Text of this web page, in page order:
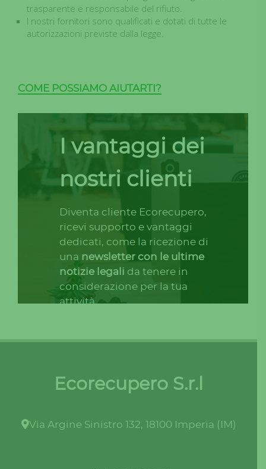
trasparente e responsabile del rifiuto.
I nostri fornitori sono qualificati e dotati di tutte le
autorizzazioni previste dalla legge.
COME POSSIAMO AIUTARTI?
I vantaggi dei
nostri clienti
Diventa cliente Ecorecupero,
ricevi supporto e vantaggi
dedicati, come la ricezione di
una newsletter con le ultime
notizie legali da tenere in
considerazione per la tua
attività.
Ecorecupero S.r.l
Via Argine Sinistro 132, 18100 Imperia (IM)